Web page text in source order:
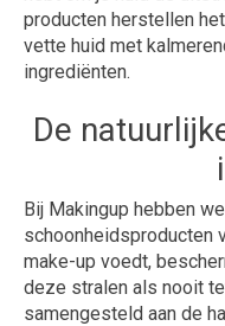
producten herstellen
vette huid met
ingrediënten.
De
Bij Makingup hebben
schoonheidsproducten
make-up voedt,
deze stralen als nooit
samengesteld aan de